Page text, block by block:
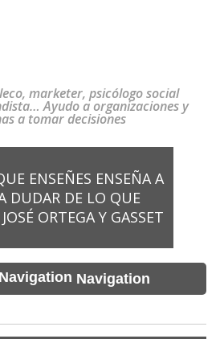
marketer, psicólogo social
Ayudo a organizaciones y
a tomar decisiones
ENSEÑES ENSEÑA A
DUDAR DE LO QUE
ORTEGA Y GASSET
Navigation